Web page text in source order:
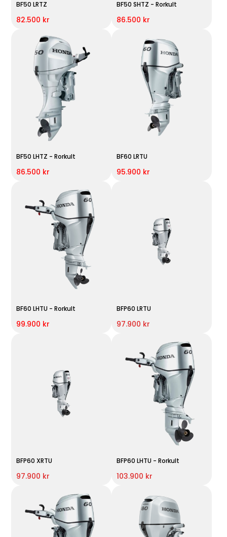
BF50 LRTZ
82.500 kr
BF50 SHTZ - Rorkult
86.500 kr
BF50 LHTZ - Rorkult
86.500 kr
BF60 LRTU
95.900 kr
BF60 LHTU - Rorkult
99.900 kr
BFP60 LRTU
97.900 kr
BFP60 XRTU
97.900 kr
BFP60 LHTU - Rorkult
103.900 kr